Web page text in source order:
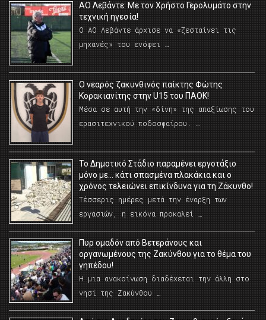
ΑΟ Λεβάντε: Με τον Χρήστο Γερολυμάτο στην
τεχνική ηγεσία!
Ο ΑΟ Λεβάντε άρχισε να «ζεσταίνει τις
μηχανές» του ενόψει …
O νεαρός ζακυνθινός παίκτης Φώτης
Κορακιανίτης στην U15 του ΠΑΟΚ!
Μέσα σε αυτή την «δίνη» της απαξίωσης του
ερασιτεχνικού ποδοσφαίρου. …
Το Δημοτικό Στάδιο παραμένει εργοτάξιο
μόνο με… κάτι σπασμένα πλακάκια και ο
χρόνος τελειώνει επικίνδυνα για τη Ζάκυνθο!
Τέσσερις ημέρες μετά την έναρξη των
εργασιών, η εικόνα προκαλεί …
Πυρ ομαδόν από Βετεράνους και
οργανωμένους της Ζακύνθου για το θέμα του
γηπέδου!
Η μια ανακοίνωση διαδέχεται την άλλη στο
νησί της Ζακύνθου …